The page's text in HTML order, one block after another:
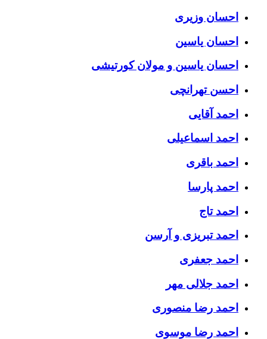
احسان وزیری
احسان یاسین
احسان یاسین و مولان کورتیشی
احسن تهرانچی
احمد آقایی
احمد اسماعیلی
احمد باقری
احمد پارسا
احمد تاج
احمد تبریزی و آرسن
احمد جعفری
احمد جلالی مهر
احمد رضا منصوری
احمد رضا موسوی